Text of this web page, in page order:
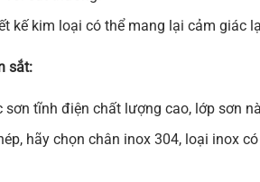
kế kim loại có thể mang lại cảm giác
sắt:
sơn tĩnh điện chất lượng cao, lớp sơn
hãy chọn chân inox 304, loại inox